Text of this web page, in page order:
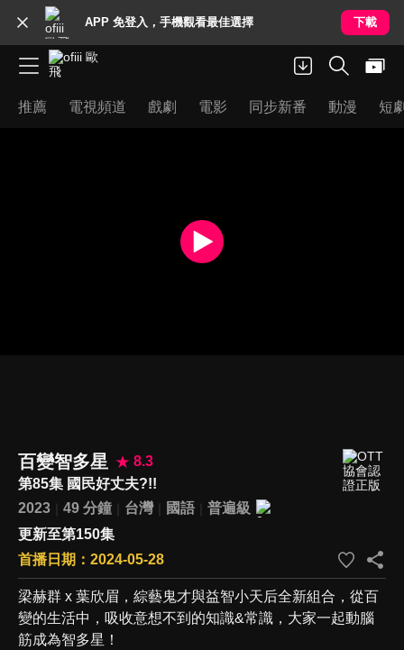
APP 免登入，手機觀看最佳選擇 下載
推薦 電視頻道 戲劇 電影 同步新番 動漫 短
百變智多星
8.3
第85集 國民好丈夫?!!
2023
49 分鐘 台灣 國語
普遍級
更新至第150集
首播日期：2024-05-28
梁赫群 x 葉欣眉，綜藝鬼才與益智小天后全新組合，從百
變的生活中，吸收意想不到的知識&常識，大家一起動腦
筋成為智多星！